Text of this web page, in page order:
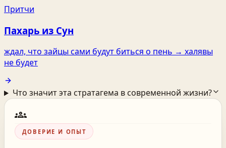
Притчи
Пахарь из Сун
ждал, что зайцы сами будут биться о пень → халявы
не будет
Что значит эта стратагема в современной жизни?
groups
ДОВЕРИЕ И ОПЫТ